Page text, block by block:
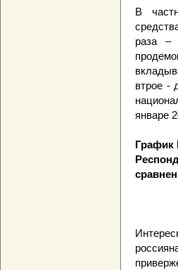
В
раза –
втрое -
январе